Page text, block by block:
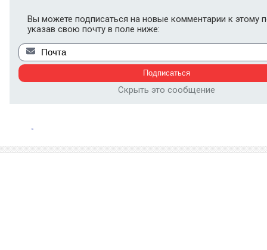
Вы можете подписаться на новые комментарии к этому
указав свою почту в поле ниже:
Скрыть это сообщение